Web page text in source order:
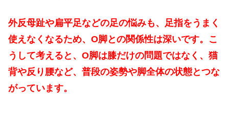
外反母趾や扁平足などの足の悩みも、足指をうまく
使えなくなるため、O脚との関係性は深いです。こ
うして考えると、O脚は膝だけの問題ではなく、猫
背や反り腰など、普段の姿勢や脚全体の状態とつな
がっています。